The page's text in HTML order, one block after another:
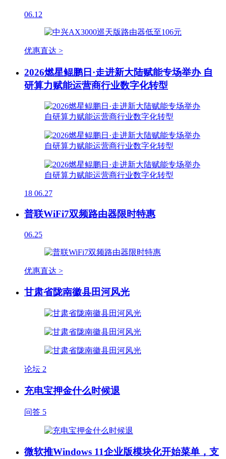
06.12
优惠直达 >
2026燃星鲲鹏日·走进新大陆赋能专场举办 自
研算力赋能运营商行业数字化转型
18 06.27
普联WiFi7双频路由器限时特惠
06.25
优惠直达 >
甘肃省陇南徽县田河风光
论坛 2
充电宝押金什么时候退
问答 5
微软推Windows 11企业版模块化开始菜单，支